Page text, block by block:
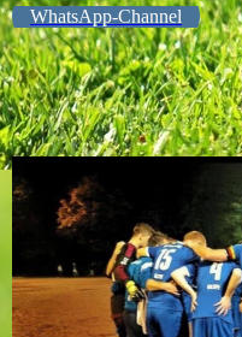
WhatsApp-Channel